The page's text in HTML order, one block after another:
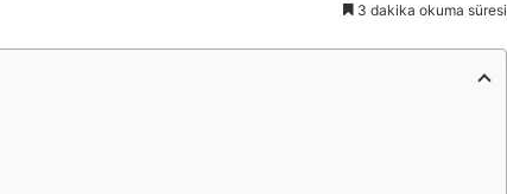
3 dakika okuma süresi